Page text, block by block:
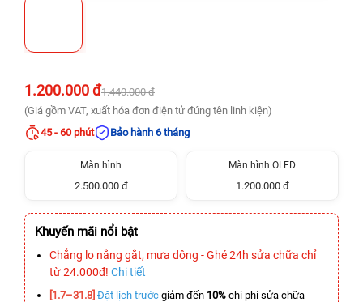
1.200.000 đ1.440.000 đ
(Giá gồm VAT, xuất hóa đơn điện tử đúng tên linh kiện)
45 - 60 phút
Bảo hành 6 tháng
Màn hình
2.500.000 đ
Màn hình OLED
1.200.000 đ
Khuyến mãi nổi bật
Chẳng lo nắng gắt, mưa dông - Ghé 24h sửa chữa chỉ
từ 24.000đ! Chi tiết
[1.7–31.8] Đặt lịch trước giảm đến 10% chi phí sửa chữa